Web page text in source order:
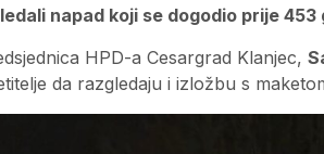
napad koji se dogodio prije 453
HPD-a Cesargrad Klanjec,
da razgledaju i izložbu s